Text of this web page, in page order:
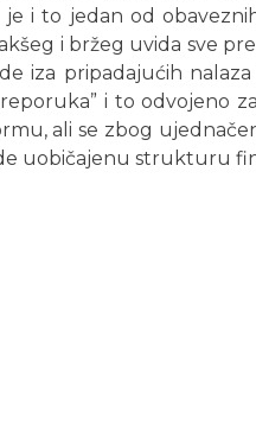
i to jedan od
i bržeg uvida sve
iza pripadajućih
i to odvojeno
ali se zbog
uobičajenu strukturu